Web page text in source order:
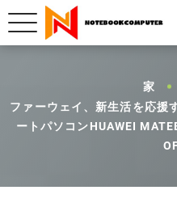
家
ファーウェイ、新生活を応援
ートパソコンHUAWEI